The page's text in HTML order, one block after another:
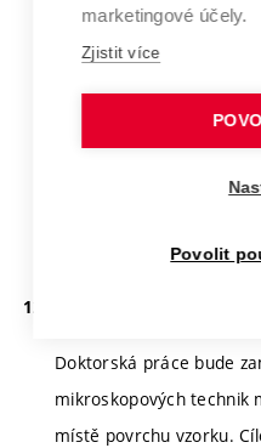
spolupracujícími
laboratoře Kryogenika a
disponuje heliovým
infrastrukturou a
Urban Pavel,
Doktorská práce bude
mikroskopových technik
místě povrchu vzorku.
marketingové účely.
Zjistit více
Povolit